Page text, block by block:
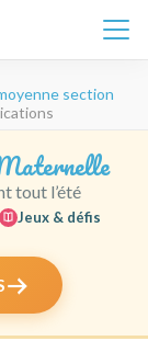
section
tout l’été
Jeux & défis